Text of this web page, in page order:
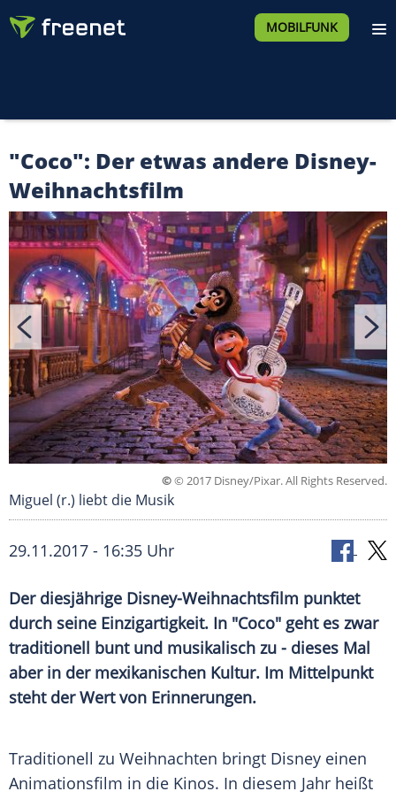
MOBILFUNK
"Coco": Der etwas andere Disney-
Weihnachtsfilm
©© 2017 Disney/Pixar. All Rights Reserved.
Miguel (r.) liebt die Musik
29.11.2017 - 16:35 Uhr
Der diesjährige Disney-Weihnachtsfilm punktet
durch seine Einzigartigkeit. In "Coco" geht es zwar
traditionell bunt und musikalisch zu - dieses Mal
aber in der mexikanischen Kultur. Im Mittelpunkt
steht der Wert von Erinnerungen.
Traditionell zu Weihnachten bringt Disney einen
Animationsfilm in die Kinos. In diesem Jahr heißt